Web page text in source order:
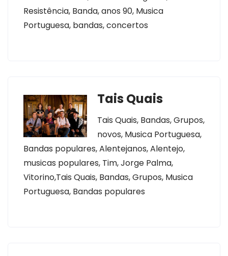
Resistência, Banda, anos 90, Musica
Portuguesa, bandas, concertos
Tais Quais
Tais Quais, Bandas, Grupos,
novos, Musica Portuguesa,
Bandas populares, Alentejanos, Alentejo,
musicas populares, Tim, Jorge Palma,
Vitorino,Tais Quais, Bandas, Grupos, Musica
Portuguesa, Bandas populares